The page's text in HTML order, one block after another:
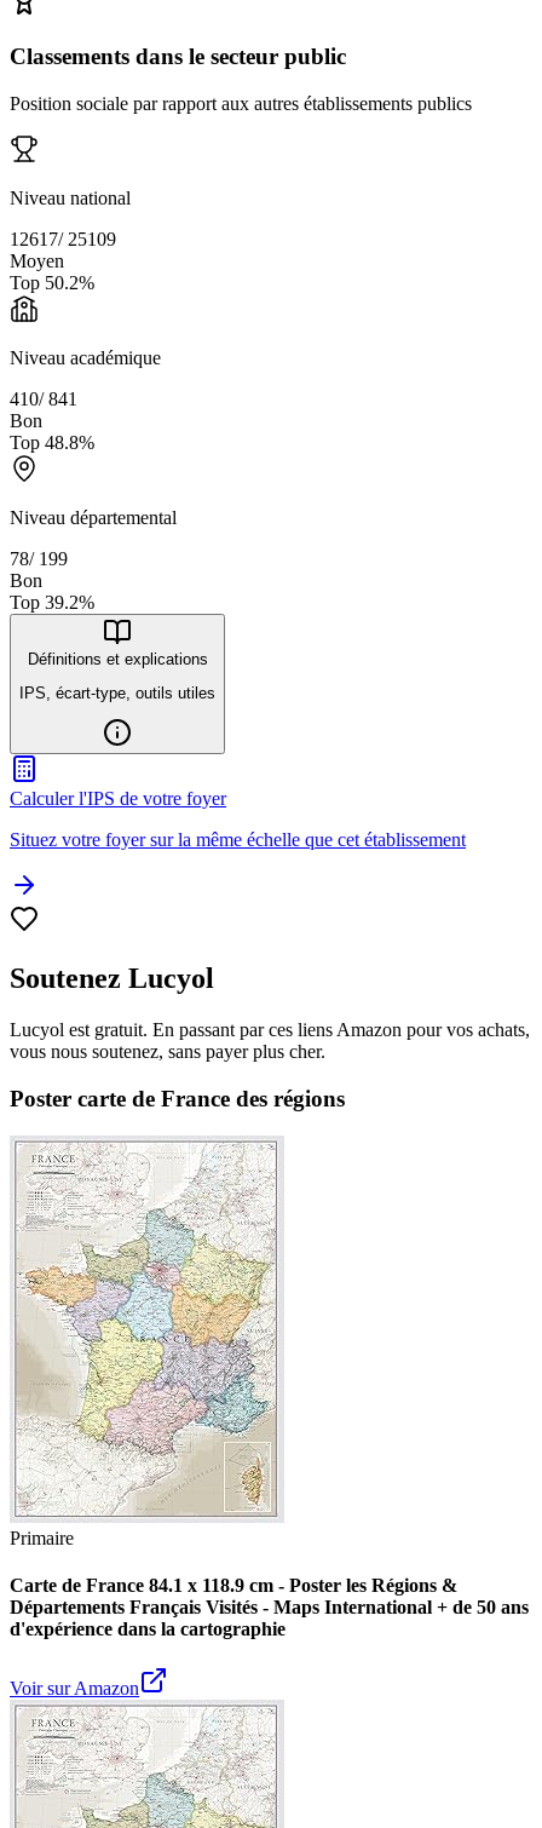
Classements dans le secteur public
Position sociale par rapport aux autres établissements publics
Niveau national
12617/ 25109
Moyen
Top 50.2%
Niveau académique
410/841
Bon
Top 48.8%
Niveau départemental
78/ 199
Bon
Top 39.2%
Définitions et explications
IPS, écart-type, outils utiles
Calculer l'IPS de votre foyer
Situez votre foyer sur la même échelle que cet établissement
Soutenez Lucyol
Lucyol est gratuit. En passant par ces liens Amazon pour vos achats,
vous nous soutenez, sans payer plus cher.
Poster carte de France des régions
Primaire
Carte de France 84.1 x 118.9 cm - Poster les Régions &
Départements Français Visités - Maps International + de 50 ans
d'expérience dans la cartographie
Voir sur Amazon